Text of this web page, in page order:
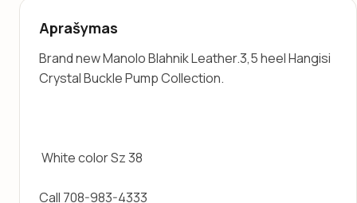
Aprašymas
Brand new Manolo Blahnik Leather.3,5 heel Hangisi
Crystal Buckle Pump Collection.
White color Sz 38
Call 708-983-4333